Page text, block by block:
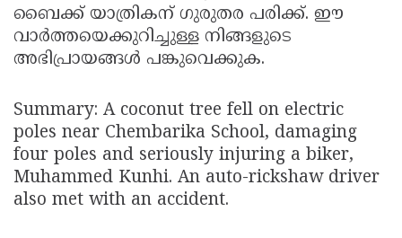
ബൈക്ക് യാത്രികന് ഗുരുതര പരിക്ക്. ഈ
വാർത്തയെക്കുറിച്ചുള്ള നിങ്ങളുടെ
അഭിപ്രായങ്ങൾ പങ്കുവെക്കുക.
Summary: A coconut tree fell on electric
poles near Chembarika School, damaging
four poles and seriously injuring a biker,
Muhammed Kunhi. An auto-rickshaw driver
also met with an accident.